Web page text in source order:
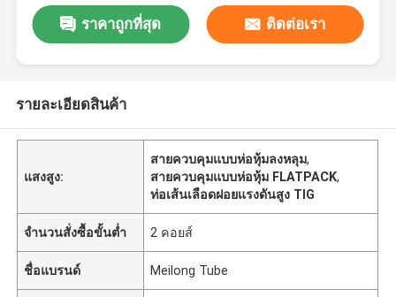
ราคาถูกที่สุด ติดต่อเรา
รายละเอียดสินค้า
แสงสูง:
สายควบคุมแบบห่อหุ้มลงหลุม,
สายควบคุมแบบห่อหุ้ม FLATPACK,
ท่อเส้นเลือดฝอยแรงดันสูง TIG
จำนวนสั่งซื้อขั้นต่ำ 2 คอยส์
ชื่อแบรนด์ Meilong Tube